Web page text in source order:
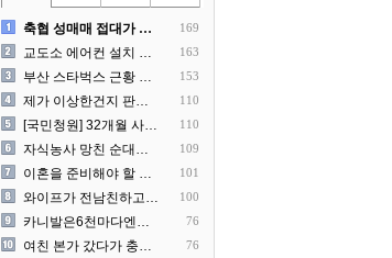
축협 성매매 접대가 더 충격.. 169
교도소 에어컨 설치 논란.... 163
부산 스타벅스 근황 ㅎㄷㄷ 153
제가 이상한건지 판단 부탁드.. 110
[국민청원] 32개월 사랑하.. 110
자식농사 망친 순대국집 사장.. 109
이혼을 준비해야 할 것 같습.. 101
와이프가 전남친하고 해외여행.. 100
카니발은6천마다엔진점검을해야.. 76
여친 본가 갔다가 충격 먹은.. 76